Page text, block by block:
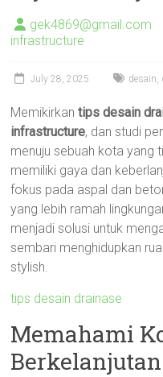
gek4869@gmail.com
infrastructure
July 28, 2025 desain,
Memikirkantips desain
infrastructure, dan studi
menuju sebuah kota yang
memiliki gaya dan
fokus pada aspal dan
yang lebih ramah
menjadi solusi untuk
sembari menghidupkan
stylish.
tips desain drainase
Memahami
Berkelanjutan